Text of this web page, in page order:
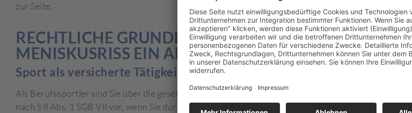
zur Seite.
RECHTLICHE GRUNDLAGEN: WANN IST IHR
MENISKUSRISS EIN ARBEITSUNFALL?
Sport als versicherte Tätigkeit nach § 8 SGB VII
Als Berufssportler sind Sie über die gesetzliche Unfallversicherung abgesichert. Ein Arbeitsunfall liegt
nach § 8 Abs. 1 SGB VII vor, wenn Sie durch Ihre versicherte Tätigkeit – also durch Ihren Sport – einen